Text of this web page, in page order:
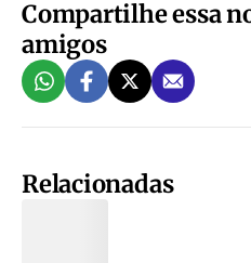
Compartilhe essa
amigos
Relacionadas